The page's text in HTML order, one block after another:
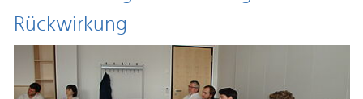
Rückwirkung